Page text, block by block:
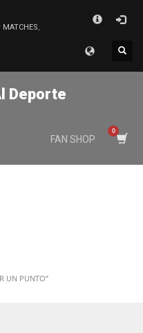
,
Deporte
FAN SHOP
UN PUNTO”